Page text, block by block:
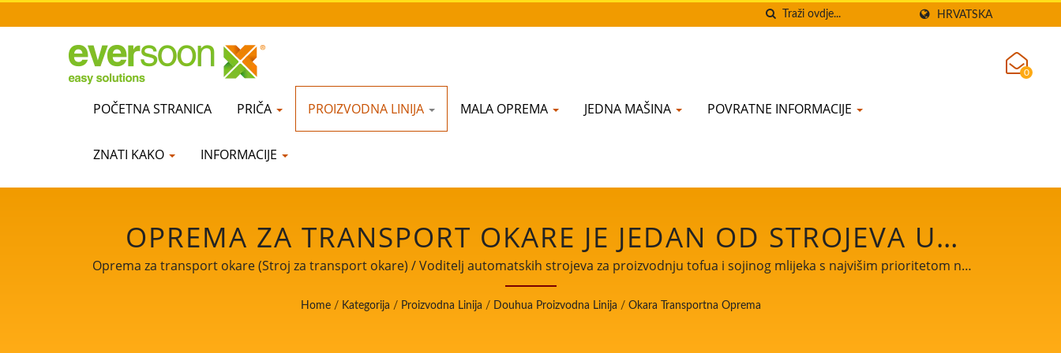
HRVATSKA
POČETNA STRANICA PRIČA PROIZVODNA LINIJA MALA OPREMA JEDNA MAŠINA POVRATNE INFORMACIJE
ZNATI KAKO INFORMACIJE
0
OPREMA ZA TRANSPORT OKARE JE JEDAN OD STROJEVA U
PROIZVODNOJ LINIJI DOUHUA. / VODITELJ AUTOMATSKIH
STROJEVA ZA PROIZVODNJU TOFUA I SOJINOG MLIJEKA S
Oprema za transport okare (Stroj za transport okare) / Voditelj automatskih strojeva za proizvodnju tofua i sojinog mlijeka s najvišim prioritetom na
sigurnosti hrane.
Home / Kategorija / Proizvodna Linija / Douhua Proizvodna Linija / Okara Transportna Oprema